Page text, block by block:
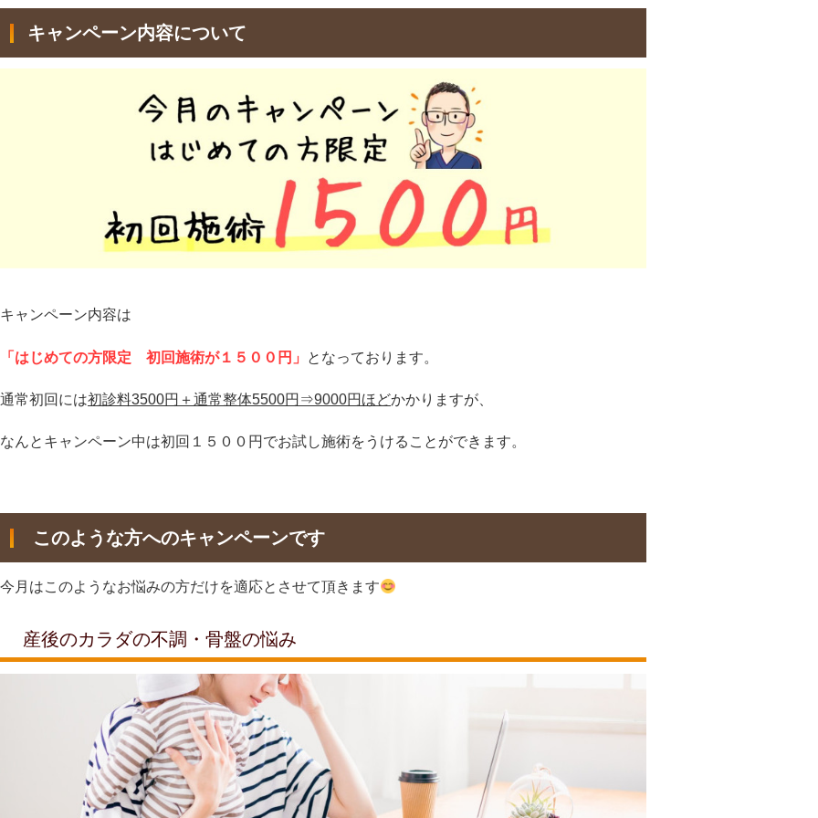
キャンペーン内容について
キャンペーン内容は
「はじめての方限定 初回施術が１５００円」 となっております。
通常初回には初診料3500円＋通常整体5500円⇒9000円ほどかかりますが、
なんとキャンペーン中は初回１５００円でお試し施術をうけることができます。
このような方へのキャンペーンです
今月はこのようなお悩みの方だけを適応とさせて頂きます
産後のカラダの不調・骨盤の悩み